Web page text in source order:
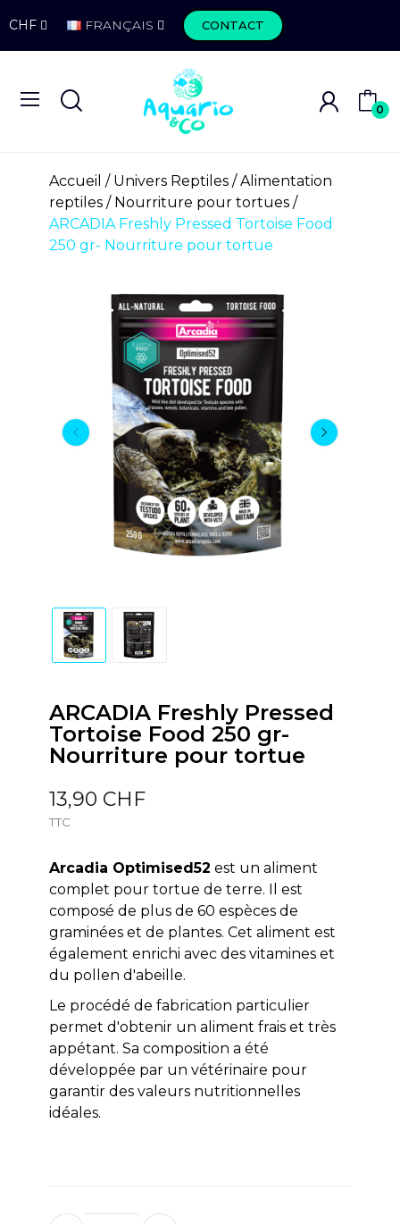
CHF FRANÇAIS CONTACT
0
Accueil Univers Reptiles
Alimentation
reptiles
Nourriture pour tortues
ARCADIA Freshly Pressed Tortoise Food
250 gr- Nourriture pour tortue
ARCADIA Freshly Pressed
Tortoise Food 250 gr-
Nourriture pour tortue
13,90 CHF
TTC
Arcadia Optimised52 est un aliment
complet pour tortue de terre. Il est
composé de plus de 60 espèces de
graminées et de plantes. Cet aliment est
également enrichi avec des vitamines et
du pollen d'abeille.
Le procédé de fabrication particulier
permet d'obtenir un aliment frais et très
appétant. Sa composition a été
développée par un vétérinaire pour
garantir des valeurs nutritionnelles
idéales.